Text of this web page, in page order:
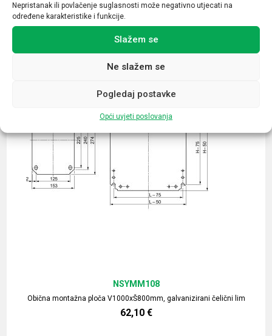
Nepristanak ili povlačenje suglasnosti može negativno utjecati na
određene karakteristike i funkcije.
Slažem se
Ne slažem se
Pogledaj postavke
Opći uvjeti poslovanja
Povezani proizvodi
Obična montažna ploča V1000xŠ800mm, galvanizirani čelični lim
NSYMM108
62,10 €